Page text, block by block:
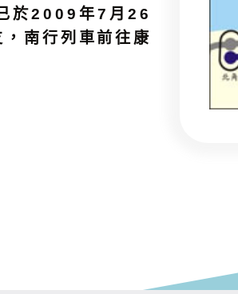
於2009年7月26
南行列車前往康